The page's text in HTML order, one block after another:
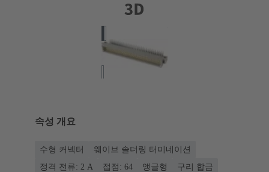
속성 개요
수형 커넥터
웨이브 솔더링 터미네이션
정격 전류: ‌2 A
접점: 64 앵글형
구리 합금